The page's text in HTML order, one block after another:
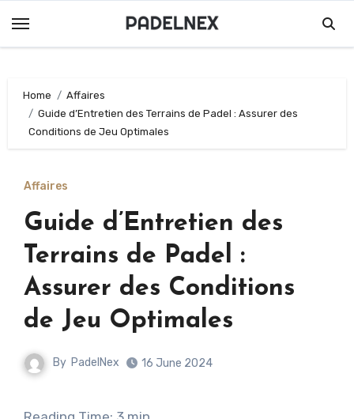
Home
Affaires
Guide d’Entretien des Terrains de Padel : Assurer des
Conditions de Jeu Optimales
Affaires
Guide d’Entretien des
Terrains de Padel :
Assurer des Conditions
de Jeu Optimales
By PadelNex 16 June 2024